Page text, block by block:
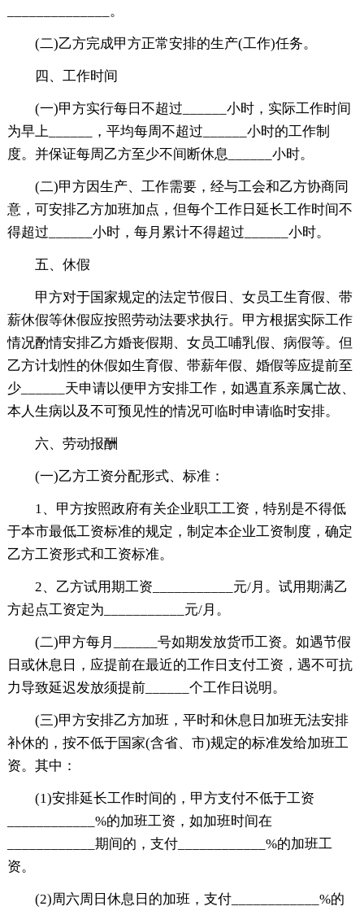
______________。
(二)乙方完成甲方正常安排的生产(工作)任务。
四、工作时间
(一)甲方实行每日不超过______小时，实际工作时间
为早上______，平均每周不超过______小时的工作制
度。并保证每周乙方至少不间断休息______小时。
(二)甲方因生产、工作需要，经与工会和乙方协商同
意，可安排乙方加班加点，但每个工作日延长工作时间不
得超过______小时，每月累计不得超过______小时。
五、休假
甲方对于国家规定的法定节假日、女员工生育假、带
薪休假等休假应按照劳动法要求执行。甲方根据实际工作
情况酌情安排乙方婚丧假期、女员工哺乳假、病假等。但
乙方计划性的休假如生育假、带薪年假、婚假等应提前至
少______天申请以便甲方安排工作，如遇直系亲属亡故、
本人生病以及不可预见性的情况可临时申请临时安排。
六、劳动报酬
(一)乙方工资分配形式、标准：
1、甲方按照政府有关企业职工工资，特别是不得低
于本市最低工资标准的规定，制定本企业工资制度，确定
乙方工资形式和工资标准。
2、乙方试用期工资___________元/月。试用期满乙
方起点工资定为___________元/月。
(二)甲方每月______号如期发放货币工资。如遇节假
日或休息日，应提前在最近的工作日支付工资，遇不可抗
力导致延迟发放须提前______个工作日说明。
(三)甲方安排乙方加班，平时和休息日加班无法安排
补休的，按不低于国家(含省、市)规定的标准发给加班工
资。其中：
(1)安排延长工作时间的，甲方支付不低于工资
____________%的加班工资，如加班时间在
____________期间的，支付____________%的加班工
资。
(2)周六周日休息日的加班，支付____________%的